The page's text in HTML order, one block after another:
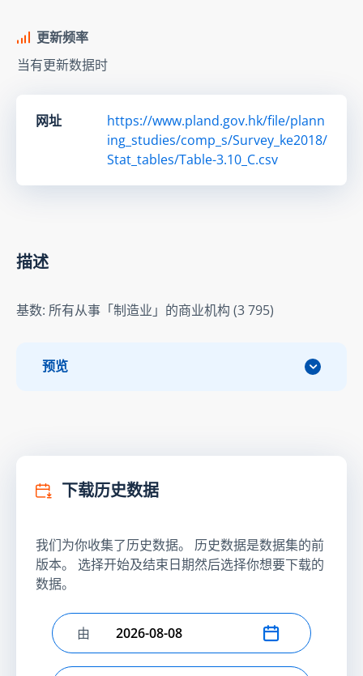
更新频率
当有更新数据时
网址
https://www.pland.gov.hk/file/plann
ing_studies/comp_s/Survey_ke2018/
Stat_tables/Table-3.10_C.csv
描述
基数: 所有从事「制造业」的商业机构 (3 795)
预览
下载历史数据
我们为你收集了历史数据。 历史数据是数据集的前
版本。 选择开始及结束日期然后选择你想要下载的
数据。
选择开始日期
由